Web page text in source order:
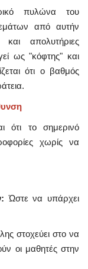
πυλώνα του
από αυτήν
απολυτήριες
ως "κόφτης" και
ότι ο βαθμός
ότι το σημερινό
χωρίς να
Ώστε να υπάρχει
στοχεύει στο να
οι μαθητές στην